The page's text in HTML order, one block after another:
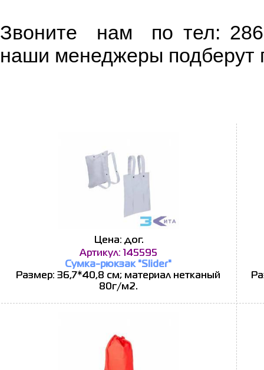
Звоните нам по тел: 286-
наши менеджеры подберут
Цена: дог.
Артикул: 145595
Сумка-рюкзак "Slider"
Размер: 36,7*40,8 см; материал нетканый
80г/м2.